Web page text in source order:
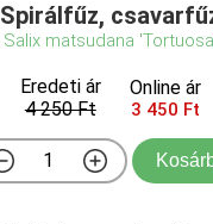
Spirálfűz,
Salix matsudana
Eredeti ár
4 250 Ft
Online ár
3 450 Ft